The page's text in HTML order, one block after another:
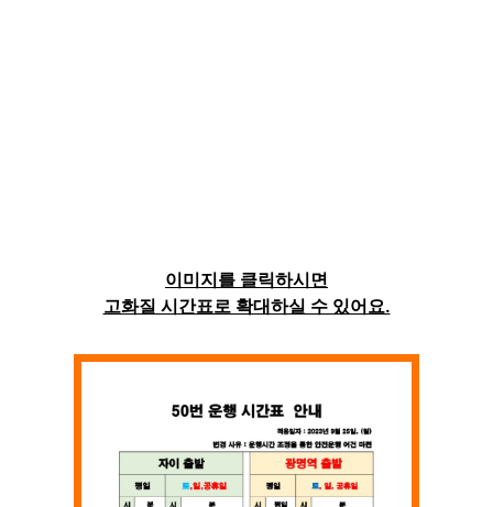
이미지를 클릭하시면
고화질 시간표로 확대하실 수 있어요.